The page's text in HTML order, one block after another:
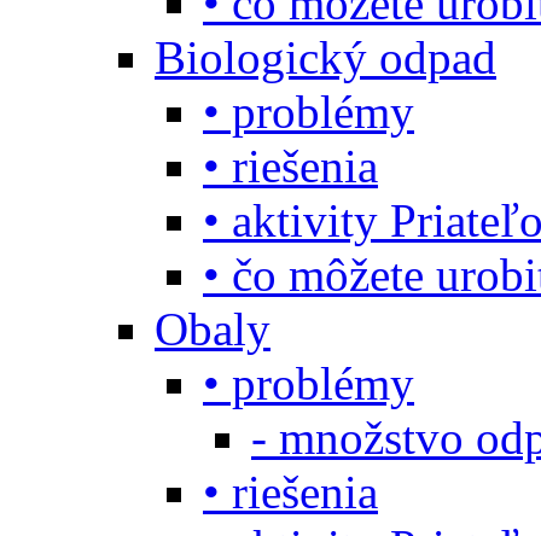
Biologický odpad
• problémy
• riešenia
• aktivity
• čo môžete
Obaly
• problémy
- množstvo
• riešenia